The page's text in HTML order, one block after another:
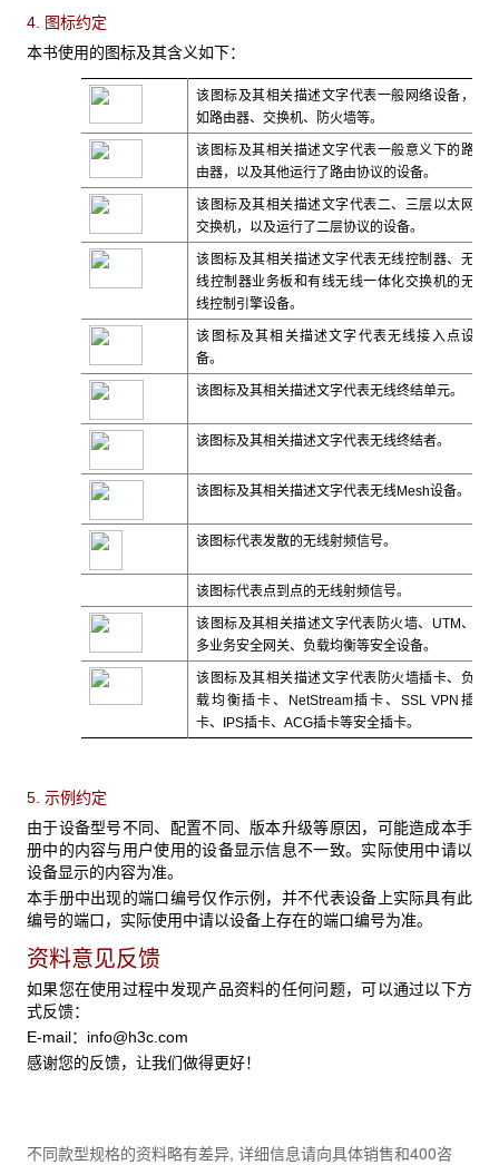
4. 图标约定
本书使用的图标及其含义如下：
该图标及其相关描述文字代表一般网络设备，
如路由器、交换机、防火墙等。
该图标及其相关描述文字代表一般意义下的路
由器，以及其他运行了路由协议的设备。
该图标及其相关描述文字代表二、三层以太网
交换机，以及运行了二层协议的设备。
该图标及其相关描述文字代表无线控制器、无
线控制器业务板和有线无线一体化交换机的无
线控制引擎设备。
该图标及其相关描述文字代表无线接入点设
备。
该图标及其相关描述文字代表无线终结单元。
该图标及其相关描述文字代表无线终结者。
该图标及其相关描述文字代表无线Mesh设备。
该图标代表发散的无线射频信号。
该图标代表点到点的无线射频信号。
该图标及其相关描述文字代表防火墙、UTM、
多业务安全网关、负载均衡等安全设备。
该图标及其相关描述文字代表防火墙插卡、负
载均衡插卡、NetStream插卡、SSL VPN插
卡、IPS插卡、ACG插卡等安全插卡。
5. 示例约定
由于设备型号不同、配置不同、版本升级等原因，可能造成本手
册中的内容与用户使用的设备显示信息不一致。实际使用中请以
设备显示的内容为准。
本手册中出现的端口编号仅作示例，并不代表设备上实际具有此
编号的端口，实际使用中请以设备上存在的端口编号为准。
资料意见反馈
如果您在使用过程中发现产品资料的任何问题，可以通过以下方
式反馈：
E-mail： info@h3c.com
感谢您的反馈，让我们做得更好！
不同款型规格的资料略有差异, 详细信息请向具体销售和400咨